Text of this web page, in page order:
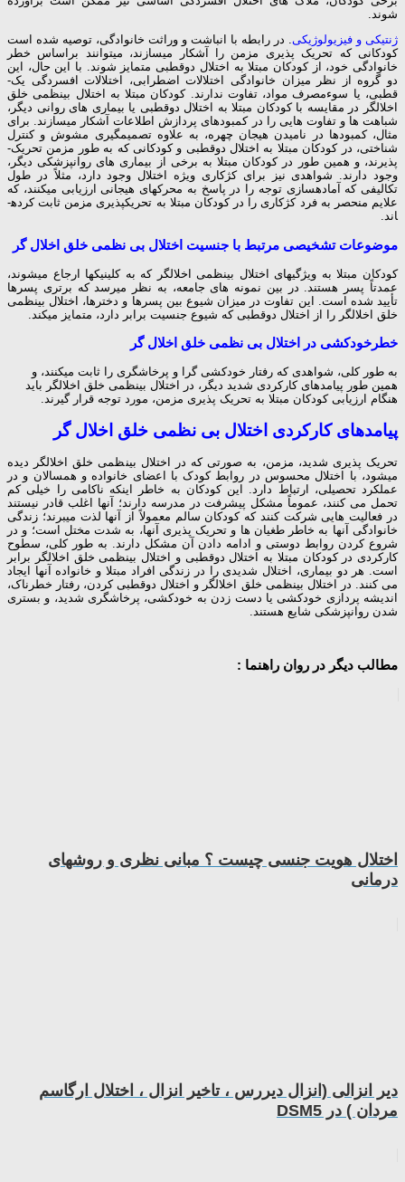
شوند.
ژنتیکی و فیزیولوژیکی. در رابطه با انباشت و وراثت خانوادگی، توصیه شده است
کودکانی که تحریک­ پذیری مزمن را آشکار می­سازند، می­توانند براساس خطر
خانوادگی خود، از کودکان مبتلا به اختلال دوقطبی متمایز شوند. با این حال، این
دو گروه از نظر میزان خانوادگی اختلالات اضطرابی، اختلالات افسردگی یک­
قطبی، یا سوءمصرف مواد، تفاوت ندارند. کودکان مبتلا به اختلال بی­نظمی خلق
اخلالگر در مقایسه با کودکان مبتلا به اختلال دوقطبی یا بیماری­ های روانی دیگر،
شباهت­ ها و تفاوت­ هایی را در کمبودهای پردازش اطلاعات آشکار می­سازند. برای
مثال، کمبودها در نامیدن هیجان چهره، به علاوه تصمیم­گیری مشوش و کنترل
شناختی، در کودکان مبتلا به اختلال دوقطبی و کودکانی که به طور مزمن تحریک­
پذیرند، و همین­ طور در کودکان مبتلا به برخی از بیماری ­های روان­پزشکی دیگر،
وجود دارند. شواهدی نیز برای کژکاری ویژه اختلال وجود دارد، مثلاً در طول
تکالیفی که آماده­سازی توجه را در پاسخ به محرک­های هیجانی ارزیابی می­کنند، که
علایم منحصر به فرد کژکاری را در کودکان مبتلا به تحریک­پذیری مزمن ثابت کرده­
اند.
موضوعات تشخیصی مرتبط با جنسیت اختلال بی نظمی خلق اخلال گر
کودکان مبتلا به ویژگی­های اختلال بی­نظمی اخلالگر که به کلینیک­ها ارجاع می­شوند،
عمدتاً پسر هستند. در بین نمونه­ های جامعه، به نظر می­رسد که برتری پسرها
تأیید شده است. این تفاوت در میزان شیوع بین پسرها و دخترها، اختلال بی­نظمی
خلق اخلالگر را از اختلال دوقطبی که شیوع جنسیت برابر دارد، متمایز می­کند.
خطرخودکشی در اختلال بی نظمی خلق اخلال گر
به طور کلی، شواهدی که رفتار خودکشی­ گرا و پرخاشگری را ثابت می­کنند، و
همین طور پیامدهای کارکردی شدید دیگر، در اختلال بی­نظمی خلق اخلالگر باید
هنگام ارزیابی کودکان مبتلا به تحریک ­پذیری مزمن، مورد توجه قرار گیرند.
پیامدهای کارکردی اختلال بی نظمی خلق اخلال گر
تحریک­ پذیری شدید، مزمن، به صورتی که در اختلال بی­نظمی خلق اخلالگر دیده
می­شود، با اختلال محسوس در روابط کودک با اعضای خانواده و همسالان و در
عملکرد تحصیلی، ارتباط دارد. این کودکان به خاطر اینکه ناکامی را خیلی کم
تحمل می ­کنند، عموماً مشکل پیشرفت در مدرسه دارند؛ آنها اغلب قادر نیستند
در فعالیت­ هایی شرکت کنند که کودکان سالم معمولاً از آنها لذت می­برند؛ زندگی
خانوادگی آنها به خاطر طغیان­ ها و تحریک­ پذیری آنها، به شدت مختل است؛ و در
شروع کردن روابط دوستی و ادامه دادن آن مشکل دارند. به طور کلی، سطوح
کارکردی در کودکان مبتلا به اختلال دوقطبی و اختلال بی­نظمی خلق اخلالگر برابر
است. هر دو بیماری، اختلال شدیدی را در زندگی افراد مبتلا و خانواده آنها ایجاد
می ­کنند. در اختلال بی­نظمی خلق اخلالگر و اختلال دوقطبی کردن، رفتار خطرناک،
اندیشه ­پردازی خودکشی یا دست­ زدن به خودکشی، پرخاشگری شدید، و بستری
شدن روان­پزشکی شایع هستند.
مطالب دیگر در روان راهنما :
اختلال هویت جنسی چیست ؟ مبانی نظری و روشهای
درمانی
دیر انزالی (انزال دیررس ، تاخیر انزال ، اختلال ارگاسم
مردان ) در DSM5